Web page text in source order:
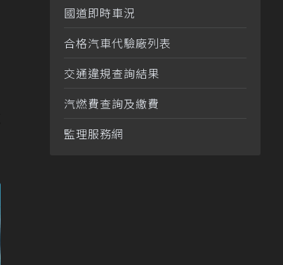
國道即時車況
合格汽車代驗廠列表
交通違規查詢結果
汽燃費查詢及繳費
監理服務網